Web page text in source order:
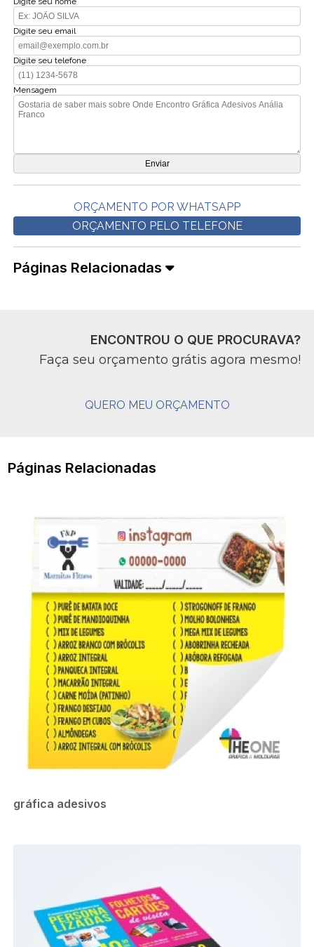
Digite seu email
Digite seu telefone
Mensagem
ORÇAMENTO POR WHATSAPP
ORÇAMENTO PELO TELEFONE
Páginas Relacionadas
ENCONTROU O QUE PROCURAVA?
Faça seu orçamento grátis agora mesmo!
QUERO MEU ORÇAMENTO
Páginas Relacionadas
gráfica adesivos